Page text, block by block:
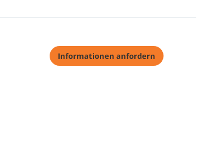
Informationen anfordern